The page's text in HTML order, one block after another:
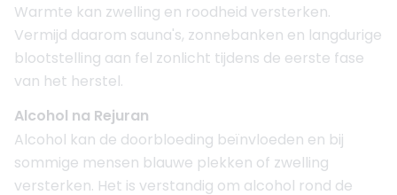
Warmte kan zwelling en roodheid versterken.
Vermijd daarom sauna's, zonnebanken en langdurige
blootstelling aan fel zonlicht tijdens de eerste fase
van het herstel.
Alcohol na Rejuran
Alcohol kan de doorbloeding beïnvloeden en bij
sommige mensen blauwe plekken of zwelling
versterken. Het is verstandig om alcohol rond de